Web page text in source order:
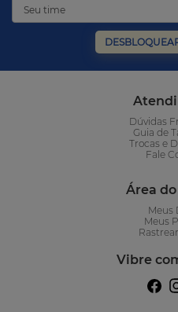
Dúvidas
Guia de
Trocas e
Fale
Área
Meus
Meus
Vibre